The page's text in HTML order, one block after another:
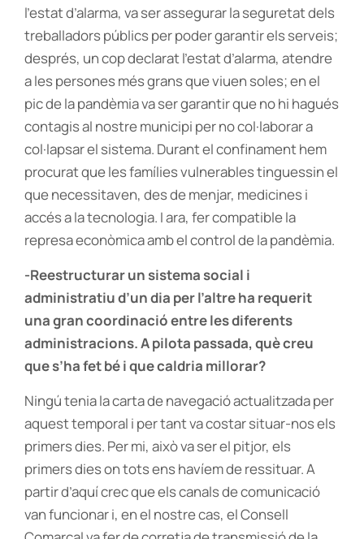
l’estat d’alarma, va ser assegurar la seguretat dels
treballadors públics per poder garantir els serveis;
després, un cop declarat l’estat d’alarma, atendre
a les persones més grans que viuen soles; en el
pic de la pandèmia va ser garantir que no hi hagués
contagis al nostre municipi per no col·laborar a
col·lapsar el sistema. Durant el confinament hem
procurat que les famílies vulnerables tinguessin el
que necessitaven, des de menjar, medicines i
accés a la tecnologia. I ara, fer compatible la
represa econòmica amb el control de la pandèmia.
-Reestructurar un sistema social i
administratiu d’un dia per l’altre ha requerit
una gran coordinació entre les diferents
administracions. A pilota passada, què creu
que s’ha fet bé i que caldria millorar?
Ningú tenia la carta de navegació actualitzada per
aquest temporal i per tant va costar situar-nos els
primers dies. Per mi, això va ser el pitjor, els
primers dies on tots ens havíem de ressituar. A
partir d’aquí crec que els canals de comunicació
van funcionar i, en el nostre cas, el Consell